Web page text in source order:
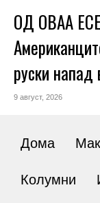
ОД ОВАА
руски
9 август, 2026
Дома
Колумни